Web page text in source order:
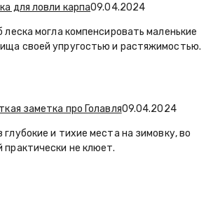
для ловли карпа09.04.2024
леска могла компенсировать маленькие
своей упругостью и растяжимостью.
заметка про Голавля09.04.2024
глубокие и тихие места на зимовку, во
практически не клюет.